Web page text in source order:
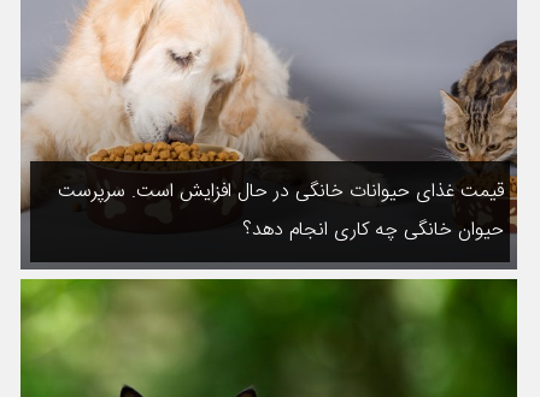
قیمت غذای حیوانات خانگی در حال افزایش است. سرپرست
حیوان خانگی چه کاری انجام دهد؟